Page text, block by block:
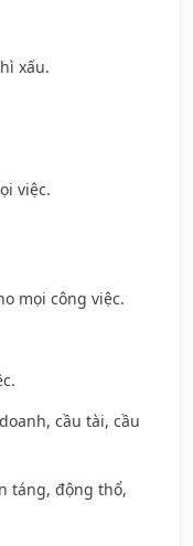
xấu.
việc.
mọi công việc.
cầu tài, cầu
táng, động thổ,